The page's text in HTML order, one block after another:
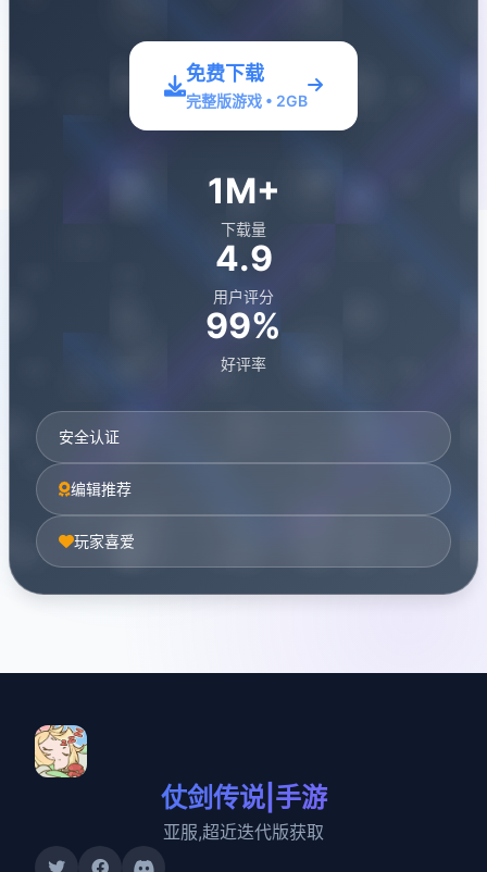
免费下载
完整版游戏 • 2GB
1M+
下载量
4.9
用户评分
99%
好评率
安全认证
编辑推荐
玩家喜爱
仗剑传说|手游
亚服,超近迭代版获取